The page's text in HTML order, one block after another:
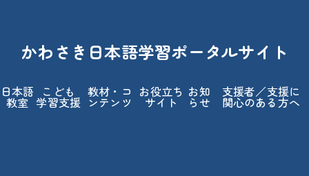
かわさき 日本語学習ポータルサイト
日本語
教室
こども
学習支援
教材 ・コ
ンテンツ
お役立ち
サイト
お知
らせ
支援者／支援に
関心のある方へ